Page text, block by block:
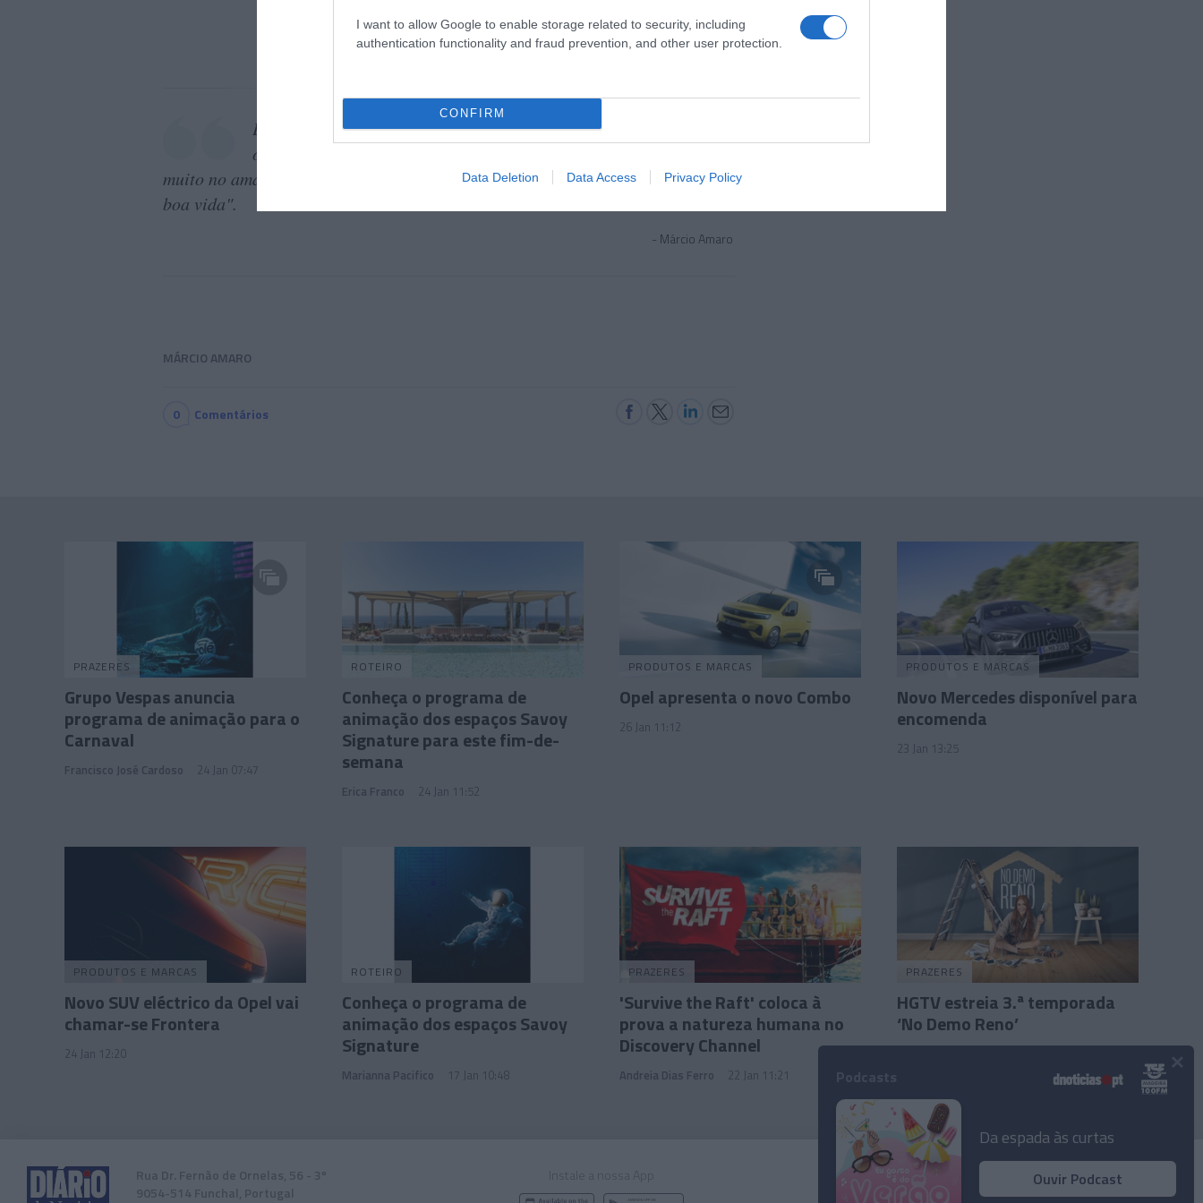
I want to allow Google to enable storage related to security, including
authentication functionality and fraud prevention, and other user protection.
CONFIRM
Data Deletion Data Access Privacy Policy
É uma homenagem a todos os que não perdem uma única
oportunidade para sorrir, aos que vivem o hoje, sem nunca pensar
muito no amanhã. Um hino para os apaixonados por farras e festas, amigos da
boa vida".
Márcio Amaro
MÁRCIO AMARO
0 Comentários
PRAZERES
Grupo Vespas anuncia
programa de animação para o
Carnaval
Francisco José Cardoso 24 Jan 07:47
ROTEIRO
Conheça o programa de
animação dos espaços Savoy
Signature para este fim-de-
semana
Erica Franco 24 Jan 11:52
PRODUTOS E MARCAS
Opel apresenta o novo Combo
26 Jan 11:12
PRODUTOS E MARCAS
Novo Mercedes disponível para
encomenda
23 Jan 13:25
PRODUTOS E MARCAS
Novo SUV eléctrico da Opel vai
chamar-se Frontera
24 Jan 12:20
ROTEIRO
Conheça o programa de
animação dos espaços Savoy
Signature
Marianna Pacifico 17 Jan 10:48
PRAZERES
'Survive the Raft' coloca à
prova a natureza humana no
Discovery Channel
Andreia Dias Ferro 22 Jan 11:21
PRAZERES
HGTV estreia 3.ª temporada
‘No Demo Reno’
Rua Dr. Fernão de Ornelas, 56 - 3º
9054-514 Funchal, Portugal
Instale a nossa App
Da espada às curtas
Ouvir Podcast
×